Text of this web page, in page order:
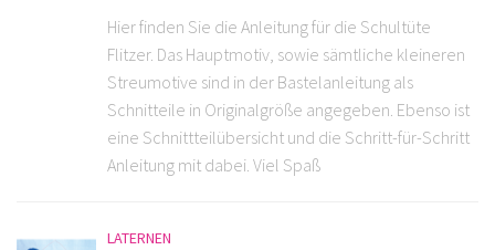
Hier finden Sie die Anleitung für die Schultüte
Flitzer. Das Hauptmotiv, sowie sämtliche kleineren
Streumotive sind in der Bastelanleitung als
Schnitteile in Originalgröße angegeben. Ebenso ist
eine Schnittteilübersicht und die Schritt-für-Schritt
Anleitung mit dabei. Viel Spaß
LATERNEN